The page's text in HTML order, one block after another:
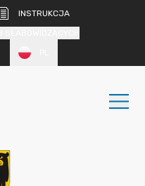
INSTRUKCJA